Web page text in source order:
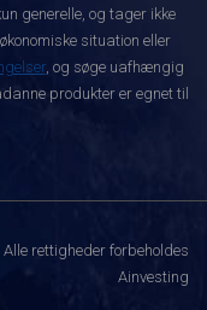
generelle, og tager ikke
situation eller
, og søge uafhængig
produkter er egnet til
rettigheder forbeholdes
Ainvesting